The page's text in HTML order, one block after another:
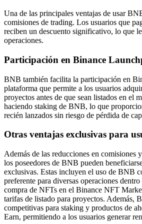
Una de las principales ventajas de usar
comisiones de trading. Los usuarios que
reciben un descuento significativo, lo que
operaciones.
Participación en Binance
BNB también facilita la participación en
plataforma que permite a los usuarios
proyectos antes de que sean listados en el
haciendo staking de BNB, lo que
recién lanzados sin riesgo de pérdida de
Otras ventajas exclusivas para
Además de las reducciones en comisiones
los poseedores de BNB pueden
exclusivas. Estas incluyen el uso de BNB
preferente para diversas operaciones
compra de NFTs en el Binance NFT
tarifas de listado para proyectos. Además,
competitivas para staking y productos de
Earn, permitiendo a los usuarios generar